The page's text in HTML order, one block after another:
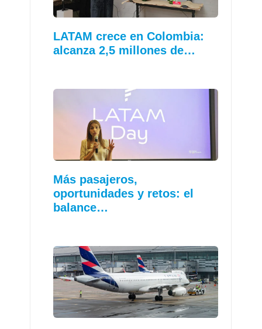
LATAM crece en Colombia:
alcanza 2,5 millones de…
Más pasajeros,
oportunidades y retos: el
balance…